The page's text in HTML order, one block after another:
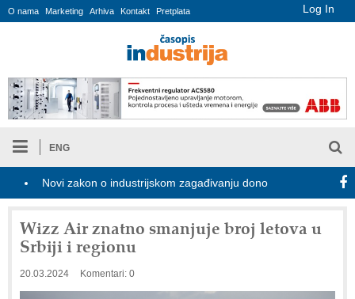
Log In
O nama Marketing Arhiva Kontakt Pretplata
ENG
Novi zakon o industrijskom zagađivanju donosi digitalizaciju
Wizz Air znatno smanjuje broj letova u
Srbiji i regionu
20.03.2024 Komentari: 0